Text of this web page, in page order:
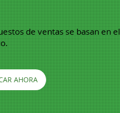
de ventas se basan en el
AHORA